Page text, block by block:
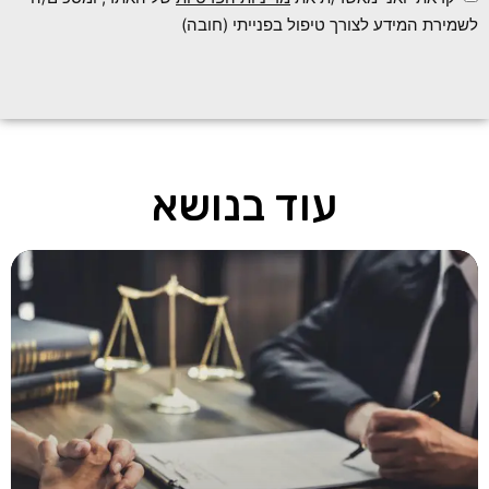
לשמירת המידע לצורך טיפול בפנייתי (חובה)
עוד בנושא